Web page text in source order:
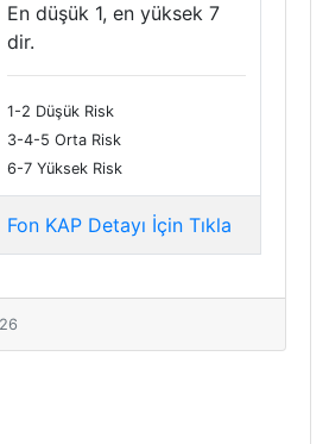
En düşük 1, en yüksek 7
dir.
1-2 Düşük Risk
3-4-5 Orta Risk
6-7 Yüksek Risk
Fon KAP Detayı İçin Tıkla